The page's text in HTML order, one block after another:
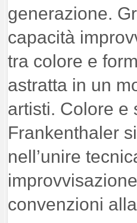
generazione.
capacità
tra colore e
astratta in un
artisti. Colore e
Frankenthaler
nell’unire
convenzioni